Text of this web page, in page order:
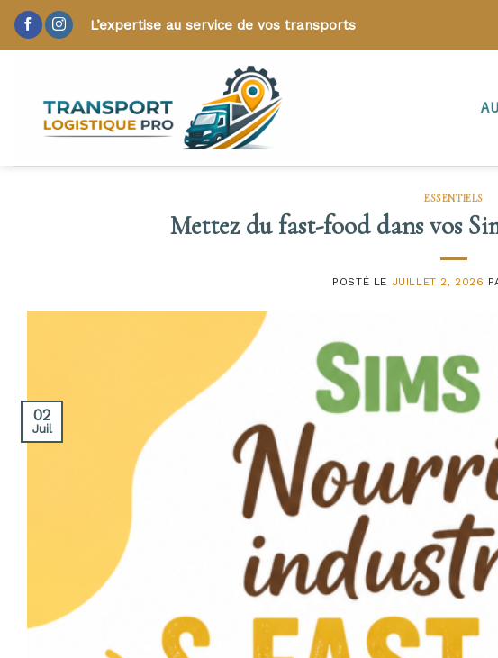
Skip
L’expertise au service de vos transports
ESSENTIELS
Mettez du fast-food dans vos
POSTÉ LE JUILLET 2, 2026
02
Juil